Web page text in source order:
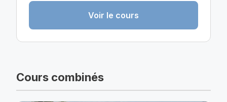
Voir le cours
Cours combinés